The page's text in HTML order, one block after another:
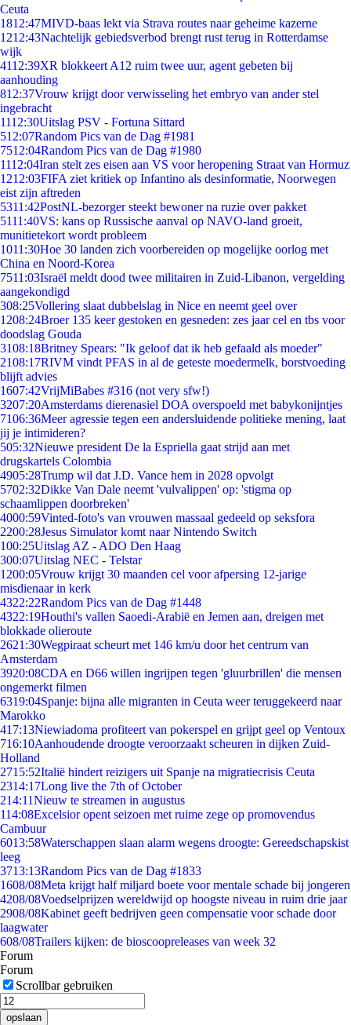
Ceuta
1812:47MIVD-baas lekt via Strava routes naar geheime kazerne
1212:43Nachtelijk gebiedsverbod brengt rust terug in Rotterdamse
wijk
4112:39XR blokkeert A12 ruim twee uur, agent gebeten bij
aanhouding
812:37Vrouw krijgt door verwisseling het embryo van ander stel
ingebracht
1112:30Uitslag PSV - Fortuna Sittard
512:07Random Pics van de Dag #1981
7512:04Random Pics van de Dag #1980
1112:04Iran stelt zes eisen aan VS voor heropening Straat van Hormuz
1212:03FIFA ziet kritiek op Infantino als desinformatie, Noorwegen
eist zijn aftreden
5311:42PostNL-bezorger steekt bewoner na ruzie over pakket
5111:40VS: kans op Russische aanval op NAVO-land groeit,
munitietekort wordt probleem
1011:30Hoe 30 landen zich voorbereiden op mogelijke oorlog met
China en Noord-Korea
7511:03Israël meldt dood twee militairen in Zuid-Libanon, vergelding
aangekondigd
308:25Vollering slaat dubbelslag in Nice en neemt geel over
1208:24Broer 135 keer gestoken en gesneden: zes jaar cel en tbs voor
doodslag Gouda
3108:18Britney Spears: "Ik geloof dat ik heb gefaald als moeder"
2108:17RIVM vindt PFAS in al de geteste moedermelk, borstvoeding
blijft advies
1607:42VrijMiBabes #316 (not very sfw!)
3207:20Amsterdams dierenasiel DOA overspoeld met babykonijntjes
7106:36Meer agressie tegen een andersluidende politieke mening, laat
jij je intimideren?
505:32Nieuwe president De la Espriella gaat strijd aan met
drugskartels Colombia
4905:28Trump wil dat J.D. Vance hem in 2028 opvolgt
5702:32Dikke Van Dale neemt 'vulvalippen' op: 'stigma op
schaamlippen doorbreken'
4000:59Vinted-foto's van vrouwen massaal gedeeld op seksfora
2200:28Jesus Simulator komt naar Nintendo Switch
100:25Uitslag AZ - ADO Den Haag
300:07Uitslag NEC - Telstar
1200:05Vrouw krijgt 30 maanden cel voor afpersing 12-jarige
misdienaar in kerk
4322:22Random Pics van de Dag #1448
4322:19Houthi's vallen Saoedi-Arabië en Jemen aan, dreigen met
blokkade olieroute
2621:30Wegpiraat scheurt met 146 km/u door het centrum van
Amsterdam
3920:08CDA en D66 willen ingrijpen tegen 'gluurbrillen' die mensen
ongemerkt filmen
6319:04Spanje: bijna alle migranten in Ceuta weer teruggekeerd naar
Marokko
417:13Niewiadoma profiteert van pokerspel en grijpt geel op Ventoux
716:10Aanhoudende droogte veroorzaakt scheuren in dijken Zuid-
Holland
2715:52Italië hindert reizigers uit Spanje na migratiecrisis Ceuta
2314:17Long live the 7th of October
214:11Nieuw te streamen in augustus
114:08Excelsior opent seizoen met ruime zege op promovendus
Cambuur
6013:58Waterschappen slaan alarm wegens droogte: Gereedschapskist
leeg
3713:13Random Pics van de Dag #1833
1608/08Meta krijgt half miljard boete voor mentale schade bij jongeren
4208/08Voedselprijzen wereldwijd op hoogste niveau in ruim drie jaar
2908/08Kabinet geeft bedrijven geen compensatie voor schade door
laagwater
608/08Trailers kijken: de bioscoopreleases van week 32
Forum
Forum
Scrollbar gebruiken
opslaan